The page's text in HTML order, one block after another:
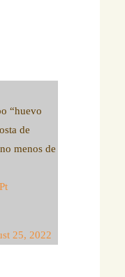
“huevo
de
menos de
25, 2022